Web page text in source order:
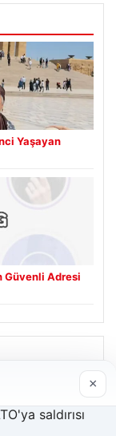
Yaşayan
Güvenli Adresi
×